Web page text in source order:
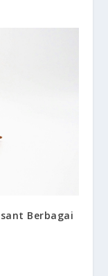
Berbagai